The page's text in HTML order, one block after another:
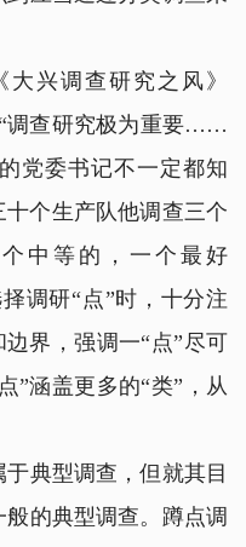
兴调查研究之风》
“调查研究极为重要……
党委书记不一定都知
个生产队他调查三个
中等的，一个最好
调研“点”时，十分注
界，强调一“点”尽可
”涵盖更多的“类”，从
典型调查，但就其目
的典型调查。蹲点调